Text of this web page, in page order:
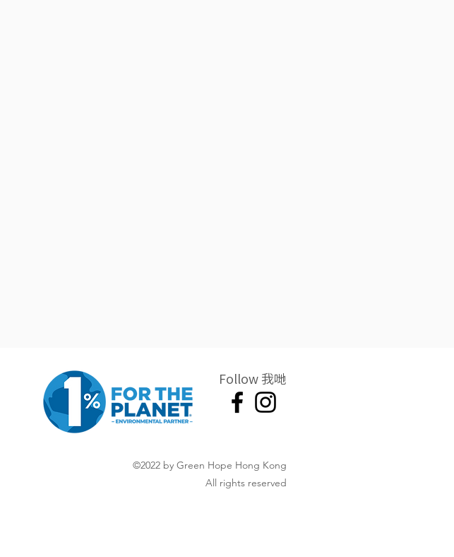
Follow 我哋
©2022 by Green Hope Hong Kong
All rights reserved